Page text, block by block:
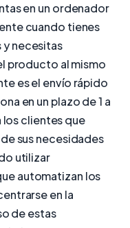
en un ordenador
cuando tienes
necesitas
producto al mismo
es el envío rápido
en un plazo de 1 a
los clientes que
sus necesidades
utilizar
automatizan los
en la
de estas